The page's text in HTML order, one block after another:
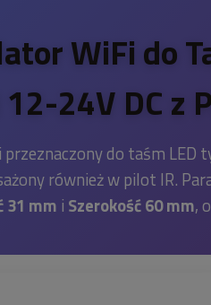
WiFi do
24V DC z
do taśm LED
również w pilot IR.
31 mm i Szerokość 60 mm,